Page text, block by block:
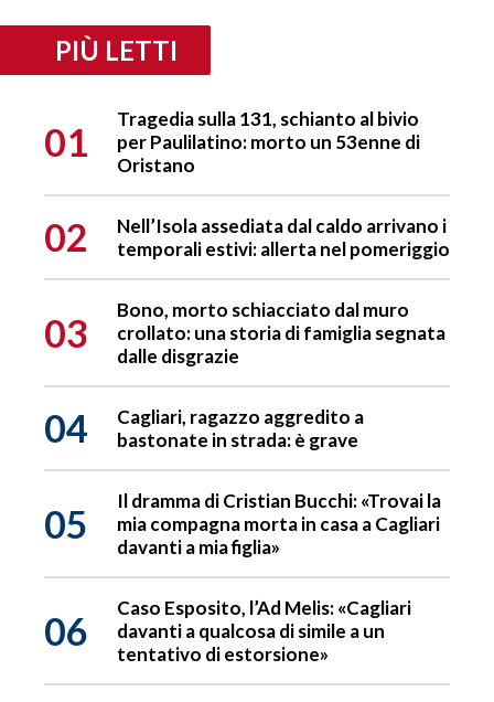
PIÙ LETTI
01
Tragedia sulla 131, schianto al bivio
per Paulilatino: morto un 53enne di
Oristano
02
Nell’Isola assediata dal caldo arrivano i
temporali estivi: allerta nel pomeriggio
03
Bono, morto schiacciato dal muro
crollato: una storia di famiglia segnata
dalle disgrazie
04
Cagliari, ragazzo aggredito a
bastonate in strada: è grave
05
Il dramma di Cristian Bucchi: «Trovai la
mia compagna morta in casa a Cagliari
davanti a mia figlia»
06
Caso Esposito, l’Ad Melis: «Cagliari
davanti a qualcosa di simile a un
tentativo di estorsione»